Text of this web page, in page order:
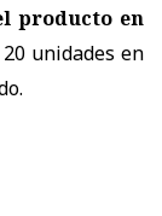
producto en
unidades en